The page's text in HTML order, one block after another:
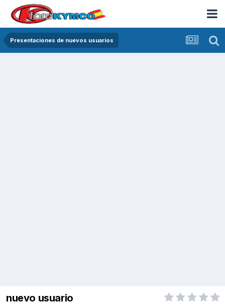
Presentaciones de nuevos usuarios
nuevo usuario